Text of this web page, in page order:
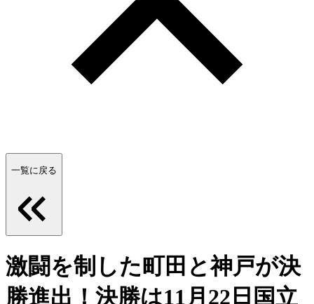
一覧に戻る
激闘を制した町田と神戸が決
勝進出！決勝は11月22日国立